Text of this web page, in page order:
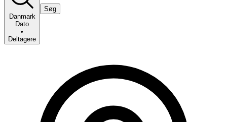
Danmark
Dato
•
Deltagere
Søg